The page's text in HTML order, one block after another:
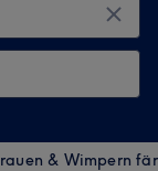
& Wimpern